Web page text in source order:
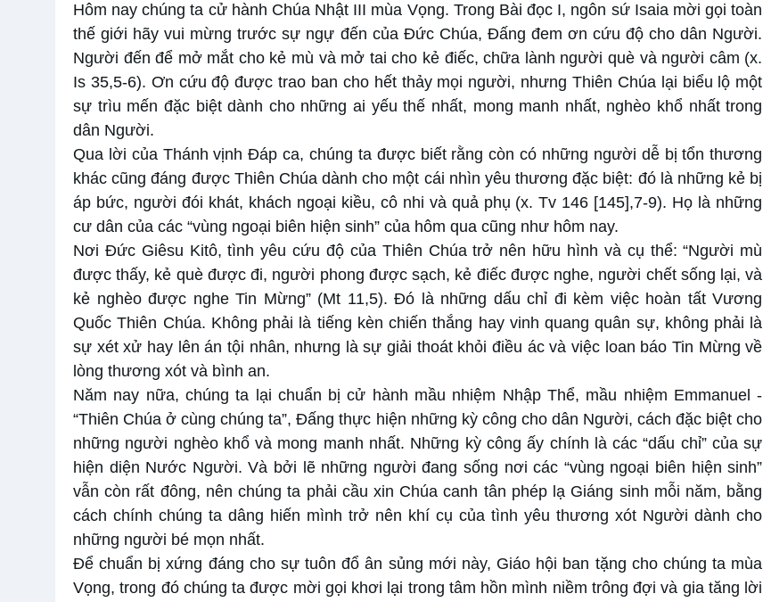
Hôm nay chúng ta cử hành Chúa Nhật III mùa Vọng. Trong Bài đọc I, ngôn sứ Isaia mời gọi toàn
thế giới hãy vui mừng trước sự ngự đến của Đức Chúa, Đấng đem ơn cứu độ cho dân Người.
Người đến để mở mắt cho kẻ mù và mở tai cho kẻ điếc, chữa lành người què và người câm (x.
Is 35,5-6). Ơn cứu độ được trao ban cho hết thảy mọi người, nhưng Thiên Chúa lại biểu lộ một
sự trìu mến đặc biệt dành cho những ai yếu thế nhất, mong manh nhất, nghèo khổ nhất trong
dân Người.
Qua lời của Thánh vịnh Đáp ca, chúng ta được biết rằng còn có những người dễ bị tổn thương
khác cũng đáng được Thiên Chúa dành cho một cái nhìn yêu thương đặc biệt: đó là những kẻ bị
áp bức, người đói khát, khách ngoại kiều, cô nhi và quả phụ (x. Tv 146 [145],7-9). Họ là những
cư dân của các “vùng ngoại biên hiện sinh” của hôm qua cũng như hôm nay.
Nơi Đức Giêsu Kitô, tình yêu cứu độ của Thiên Chúa trở nên hữu hình và cụ thể: “Người mù
được thấy, kẻ què được đi, người phong được sạch, kẻ điếc được nghe, người chết sống lại, và
kẻ nghèo được nghe Tin Mừng” (Mt 11,5). Đó là những dấu chỉ đi kèm việc hoàn tất Vương
Quốc Thiên Chúa. Không phải là tiếng kèn chiến thắng hay vinh quang quân sự, không phải là
sự xét xử hay lên án tội nhân, nhưng là sự giải thoát khỏi điều ác và việc loan báo Tin Mừng về
lòng thương xót và bình an.
Năm nay nữa, chúng ta lại chuẩn bị cử hành mầu nhiệm Nhập Thể, mầu nhiệm Emmanuel -
“Thiên Chúa ở cùng chúng ta”, Đấng thực hiện những kỳ công cho dân Người, cách đặc biệt cho
những người nghèo khổ và mong manh nhất. Những kỳ công ấy chính là các “dấu chỉ” của sự
hiện diện Nước Người. Và bởi lẽ những người đang sống nơi các “vùng ngoại biên hiện sinh”
vẫn còn rất đông, nên chúng ta phải cầu xin Chúa canh tân phép lạ Giáng sinh mỗi năm, bằng
cách chính chúng ta dâng hiến mình trở nên khí cụ của tình yêu thương xót Người dành cho
những người bé mọn nhất.
Để chuẩn bị xứng đáng cho sự tuôn đổ ân sủng mới này, Giáo hội ban tặng cho chúng ta mùa
Vọng, trong đó chúng ta được mời gọi khơi lại trong tâm hồn mình niềm trông đợi và gia tăng lời